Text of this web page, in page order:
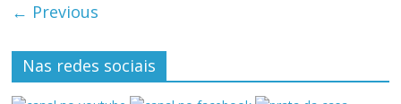
← Previous
Nas redes sociais